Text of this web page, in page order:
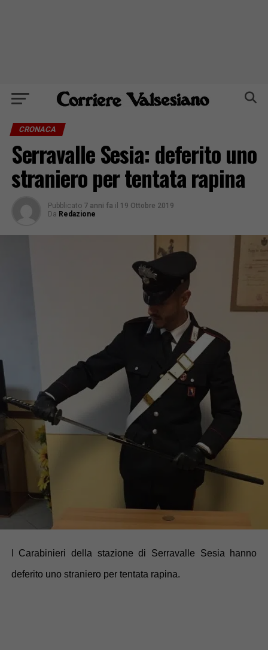
CRONACA
Serravalle Sesia: deferito uno
straniero per tentata rapina
Pubblicato 7 anni fa il 19 Ottobre 2019
Da Redazione
I Carabinieri della stazione di Serravalle Sesia hanno
deferito uno straniero per tentata rapina.